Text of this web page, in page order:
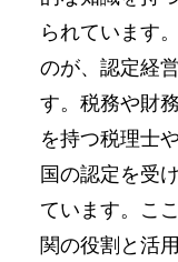
られています
のが、認定経
す。税務や財
を持つ税理士
国の認定を受
ています。こ
関の役割と活